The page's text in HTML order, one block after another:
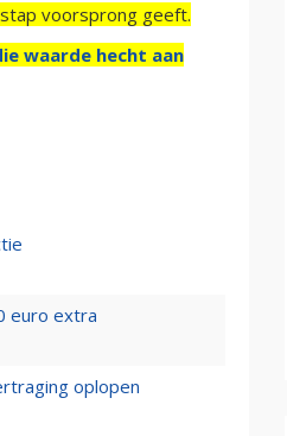
voorsprong geeft.
waarde hecht aan
euro extra
oplopen